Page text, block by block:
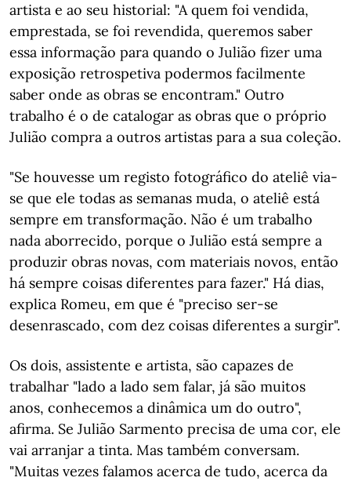
artista e ao seu historial: "A quem foi vendida,
emprestada, se foi revendida, queremos saber
essa informação para quando o Julião fizer uma
exposição retrospetiva podermos facilmente
saber onde as obras se encontram." Outro
trabalho é o de catalogar as obras que o próprio
Julião compra a outros artistas para a sua coleção.
"Se houvesse um registo fotográfico do ateliê via-
se que ele todas as semanas muda, o ateliê está
sempre em transformação. Não é um trabalho
nada aborrecido, porque o Julião está sempre a
produzir obras novas, com materiais novos, então
há sempre coisas diferentes para fazer." Há dias,
explica Romeu, em que é "preciso ser-se
desenrascado, com dez coisas diferentes a surgir".
Os dois, assistente e artista, são capazes de
trabalhar "lado a lado sem falar, já são muitos
anos, conhecemos a dinâmica um do outro",
afirma. Se Julião Sarmento precisa de uma cor, ele
vai arranjar a tinta. Mas também conversam.
"Muitas vezes falamos acerca de tudo, acerca da